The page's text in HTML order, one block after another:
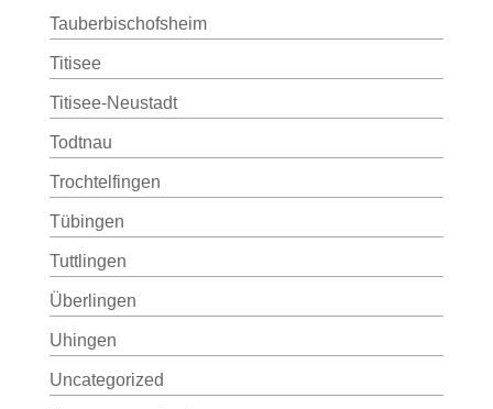
Tauberbischofsheim
Titisee
Titisee-Neustadt
Todtnau
Trochtelfingen
Tübingen
Tuttlingen
Überlingen
Uhingen
Uncategorized